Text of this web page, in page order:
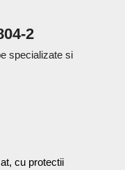
2
specializate si
cu protectii